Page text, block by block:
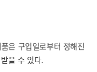
은 구입일로부터 정해진
을 수 있다.